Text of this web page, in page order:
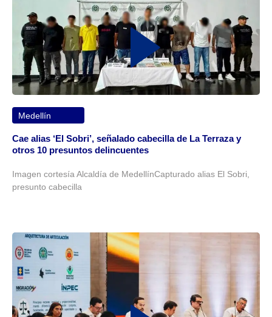
Medellín
Cae alias ‘El Sobri’, señalado cabecilla de La Terraza y
otros 10 presuntos delincuentes
Imagen cortesía Alcaldía de MedellínCapturado alias El Sobri,
presunto cabecilla